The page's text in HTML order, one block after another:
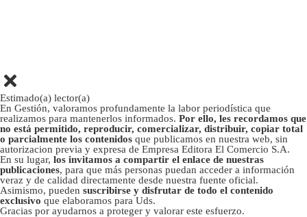
Estimado(a) lector(a)
En Gestión, valoramos profundamente la labor periodística que
realizamos para mantenerlos informados. Por ello, les recordamos que
no está permitido, reproducir, comercializar, distribuir, copiar total
o parcialmente los contenidos que publicamos en nuestra web, sin
autorizacion previa y expresa de Empresa Editora El Comercio S.A.
En su lugar, los invitamos a compartir el enlace de nuestras
publicaciones, para que más personas puedan acceder a información
veraz y de calidad directamente desde nuestra fuente oficial.
Asimismo, pueden suscribirse y disfrutar de todo el contenido
exclusivo que elaboramos para Uds.
Gracias por ayudarnos a proteger y valorar este esfuerzo.